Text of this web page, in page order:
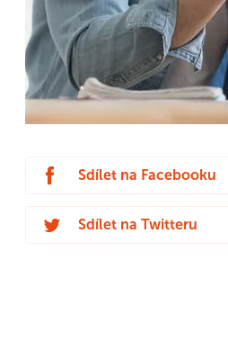
Sdílet na Facebooku
Sdílet na Twitteru